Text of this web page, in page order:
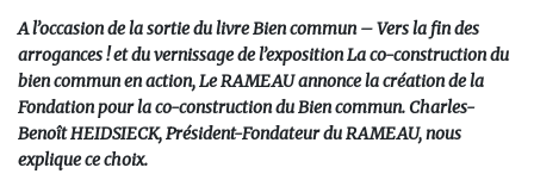
A l’occasion de la sortie du livre Bien commun – Vers la fin des
arrogances ! et du vernissage de l’exposition La co-construction du
bien commun en action, Le RAMEAU annonce la création de la
Fondation pour la co-construction du Bien commun. Charles-
Benoît HEIDSIECK, Président-Fondateur du RAMEAU, nous
explique ce choix.